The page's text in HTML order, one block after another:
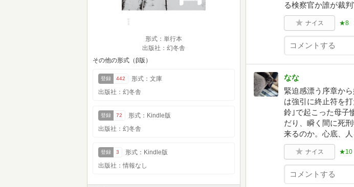
形式：単行本
出版社：幻冬舎
その他の形式（β版）
登録 442
形式：文庫
出版社：幻冬舎
登録 72
形式：Kindle版
出版社：幻冬舎
登録 3
形式：Kindle版
出版社：情報なし
る検察官か誰が裁
ナイス ★8
なな
緊迫感漂う序章か
は強引に終止符を
鈴｣で起こった母子
だり、瞬く間に死
来るのか。心底、
ナイス ★10